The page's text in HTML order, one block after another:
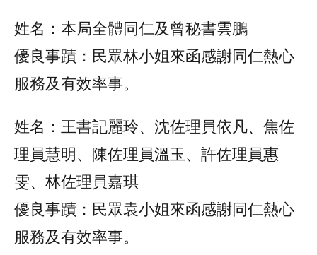
姓名：本局全體同仁及曾秘書雲鵬
優良事蹟：民眾林小姐來函感謝同仁熱心
服務及有效率事。
姓名：王書記麗玲、沈佐理員依凡、焦佐
理員慧明、陳佐理員溫玉、許佐理員惠
雯、林佐理員嘉琪
優良事蹟：民眾袁小姐來函感謝同仁熱心
服務及有效率事。